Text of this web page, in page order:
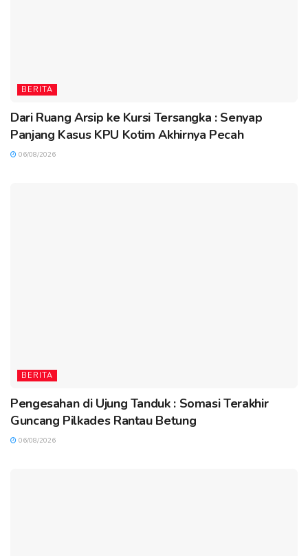
BERITA
Dari Ruang Arsip ke Kursi Tersangka : Senyap
Panjang Kasus KPU Kotim Akhirnya Pecah
06/08/2026
BERITA
Pengesahan di Ujung Tanduk : Somasi Terakhir
Guncang Pilkades Rantau Betung
06/08/2026